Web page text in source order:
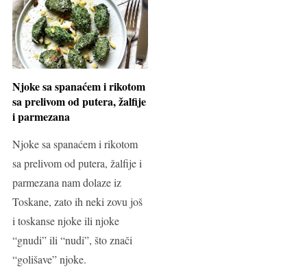
Njoke sa spanaćem i rikotom
sa prelivom od putera, žalfije
i parmezana
Njoke sa spanaćem i rikotom
sa prelivom od putera, žalfije i
parmezana nam dolaze iz
Toskane, zato ih neki zovu još
i toskanse njoke ili njoke
“gnudi” ili “nudi”, što znači
“golišave” njoke.